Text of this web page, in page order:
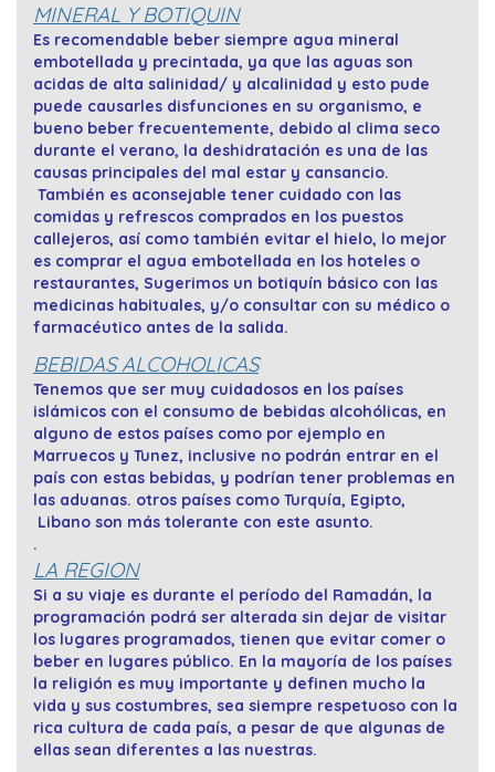
MINERAL Y BOTIQUIN
Es recomendable beber siempre agua mineral
embotellada y precintada, ya que las aguas son
acidas de alta salinidad/ y alcalinidad y esto pude
puede causarles disfunciones en su organismo, e
bueno beber frecuentemente, debido al clima seco
durante el verano, la deshidratación es una de las
causas principales del mal estar y cansancio.
También es aconsejable tener cuidado con las
comidas y refrescos comprados en los puestos
callejeros, así como también evitar el hielo, lo mejor
es comprar el agua embotellada en los hoteles o
restaurantes, Sugerimos un botiquín básico con las
medicinas habituales, y/o consultar con su médico o
farmacéutico antes de la salida.
BEBIDAS ALCOHOLICAS
Tenemos que ser muy cuidadosos en los países
islámicos con el consumo de bebidas alcohólicas, en
alguno de estos países como por ejemplo en
Marruecos y Tunez, inclusive no podrán entrar en el
país con estas bebidas, y podrían tener problemas en
las aduanas. otros países como Turquía, Egipto,
Libano son más tolerante con este asunto.
.
LA REGION
Si a su viaje es durante el período del Ramadán, la
programación podrá ser alterada sin dejar de visitar
los lugares programados, tienen que evitar comer o
beber en lugares público. En la mayoría de los países
la religión es muy importante y definen mucho la
vida y sus costumbres, sea siempre respetuoso con la
rica cultura de cada país, a pesar de que algunas de
ellas sean diferentes a las nuestras.